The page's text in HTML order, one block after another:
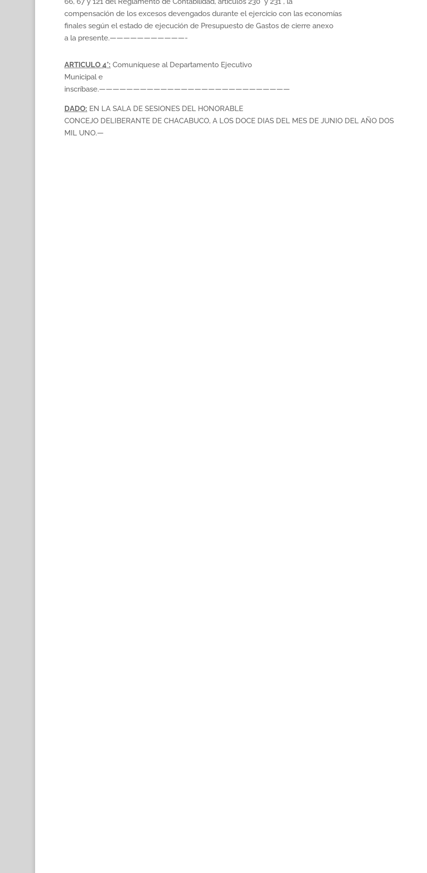
compensación de los excesos devengados durante el ejercicio con las economías
finales según el estado de ejecución de Presupuesto de Gastos de cierre anexo
a la presente.———————————-
ARTICULO 4°: Comuníquese al Departamento Ejecutivo
Municipal e
inscríbase.————————————————————————————
DADO: EN LA SALA DE SESIONES DEL HONORABLE
CONCEJO DELIBERANTE DE CHACABUCO, A LOS DOCE DIAS DEL MES DE JUNIO DEL AÑO DOS
MIL UNO.—